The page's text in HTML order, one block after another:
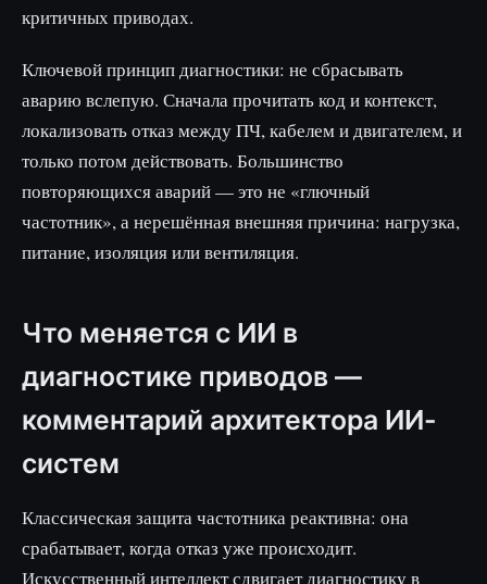
критичных приводах.
Ключевой принцип диагностики: не сбрасывать
аварию вслепую. Сначала прочитать код и контекст,
локализовать отказ между ПЧ, кабелем и двигателем, и
только потом действовать. Большинство
повторяющихся аварий — это не «глючный
частотник», а нерешённая внешняя причина: нагрузка,
питание, изоляция или вентиляция.
Что меняется с ИИ в
диагностике приводов —
комментарий архитектора ИИ-
систем
Классическая защита частотника реактивна: она
срабатывает, когда отказ уже происходит.
Искусственный интеллект сдвигает диагностику в